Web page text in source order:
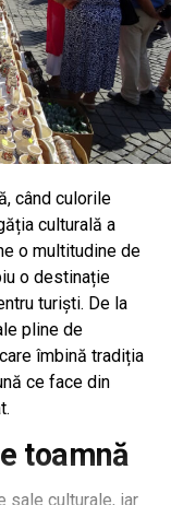
când culorile
culturală a
o multitudine de
o destinație
turiști. De la
pline de
îmbină tradiția
ce face din
toamnă
sale culturale, iar